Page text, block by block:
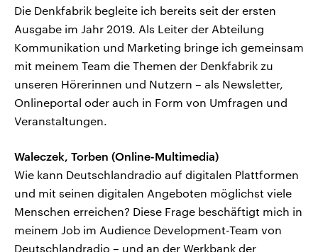
Die Denkfabrik begleite ich bereits seit der ersten
Ausgabe im Jahr 2019. Als Leiter der Abteilung
Kommunikation und Marketing bringe ich gemeinsam
mit meinem Team die Themen der Denkfabrik zu
unseren Hörerinnen und Nutzern – als Newsletter,
Onlineportal oder auch in Form von Umfragen und
Veranstaltungen.
Waleczek, Torben (Online-Multimedia)
Wie kann Deutschlandradio auf digitalen Plattformen
und mit seinen digitalen Angeboten möglichst viele
Menschen erreichen? Diese Frage beschäftigt mich in
meinem Job im Audience Development-Team von
Deutschlandradio – und an der Werkbank der